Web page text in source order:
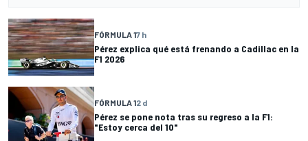
FÓRMULA 17 h
Pérez explica qué está frenando a Cadillac en la
F1 2026
FÓRMULA 12 d
Pérez se pone nota tras su regreso a la F1:
"Estoy cerca del 10"